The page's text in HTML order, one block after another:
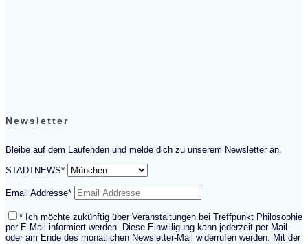
Newsletter
Bleibe auf dem Laufenden und melde dich zu unserem Newsletter an.
STADTNEWS*
Email Addresse*
* Ich möchte zukünftig über Veranstaltungen bei Treffpunkt Philosophie
per E-Mail informiert werden. Diese Einwilligung kann jederzeit per Mail
oder am Ende des monatlichen Newsletter-Mail widerrufen werden. Mit der